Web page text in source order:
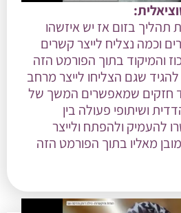
בזום אז יש איזשהו
וכמה נצליח לייצר קשרים
והמיקוד בתוך הפורמט הזה
להגיד שגם הצליחו לייצר מרחב
חזקים שמאפשרים המשך של
ושיתופי פעולה בין
להעמיק ולהפתח ולייצר
מאליו בתוך הפורמט הזה